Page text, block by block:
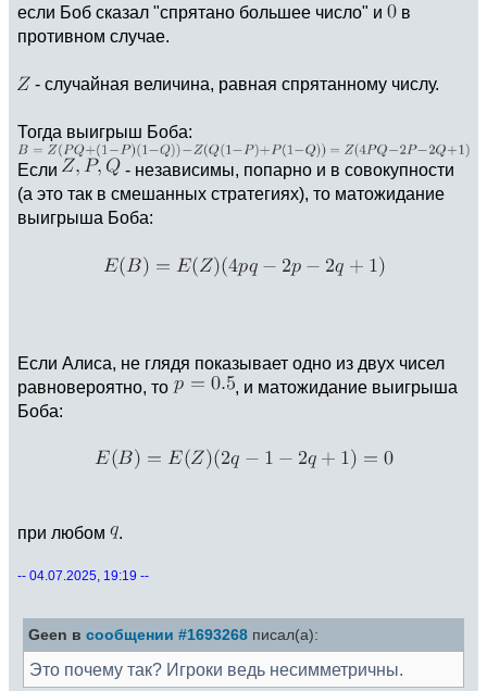
если Боб сказал "спрятано большее число" и
в
противном случае.
- случайная величина, равная спрятанному числу.
Тогда выигрыш Боба:
Если
- независимы, попарно и в совокупности
(а это так в смешанных стратегиях), то матожидание
выигрыша Боба:
Если Алиса, не глядя показывает одно из двух чисел
равновероятно, то
, и матожидание выигрыша
Боба:
при любом
-- 04.07.2025, 19:19 --
Geen в сообщении #1693268 писал(а):
Это почему так? Игроки ведь несимметричны.